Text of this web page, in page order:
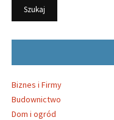
Biznes i Firmy
Budownictwo
Dom i ogród